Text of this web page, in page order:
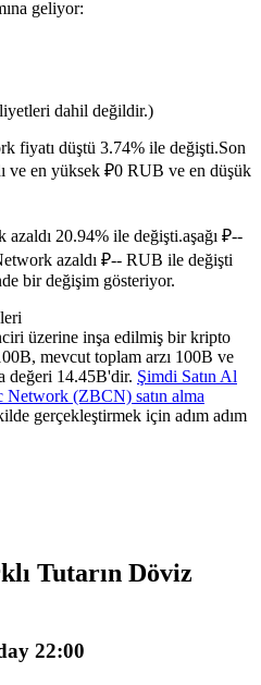
vadeli işlemler
birleştirin
geliyor:
dahil değildir.)
fiyatı düştü 3.74% ile değişti.Son
ve en yüksek ₽0 RUB ve en düşük
20.94% ile değişti.aşağı ₽--
azaldı ₽-- RUB ile değişti
bir değişim gösteriyor.
üzerine inşa edilmiş bir kripto
mevcut toplam arzı 100B ve
değeri 14.45B'dir. Şimdi Satın Al
Network (ZBCN) satın alma
gerçekleştirmek için adım adım
Tutarın Döviz
22:00